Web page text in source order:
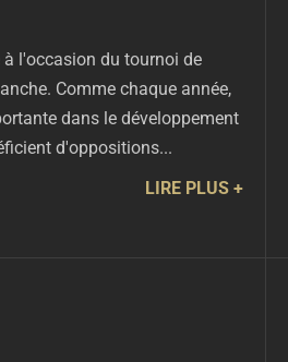
l'occasion du tournoi de
Comme chaque année,
dans le développement
d'oppositions...
LIRE PLUS